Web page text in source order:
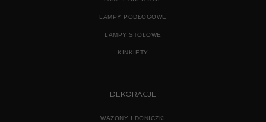
LAMPY PODŁOGOWE
LAMPY STOŁOWE
KINKIETY
DEKORACJE
WAZONY I DONICZKI